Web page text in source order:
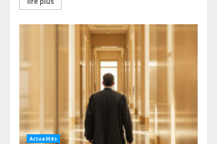
Actualités